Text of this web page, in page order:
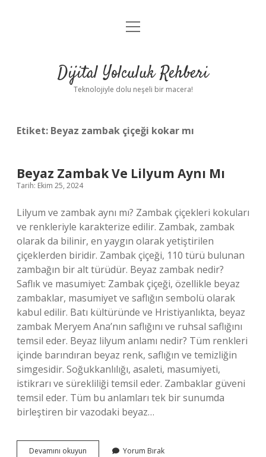
Anasayfa
Yasal Uyarı
menüyü
Dijital Yolculuk Rehberi
Teknolojiyle dolu neşeli bir macera!
Etiket: Beyaz zambak çiçeği kokar mı
Beyaz Zambak Ve Lilyum Aynı Mı
Tarih: Ekim 25, 2024
Lilyum ve zambak aynı mı? Zambak çiçekleri kokuları
ve renkleriyle karakterize edilir. Zambak, zambak
olarak da bilinir, en yaygın olarak yetiştirilen
çiçeklerden biridir. Zambak çiçeği, 110 türü bulunan
zambağın bir alt türüdür. Beyaz zambak nedir?
Saflık ve masumiyet: Zambak çiçeği, özellikle beyaz
zambaklar, masumiyet ve saflığın sembolü olarak
kabul edilir. Batı kültüründe ve Hristiyanlıkta, beyaz
zambak Meryem Ana’nın saflığını ve ruhsal saflığını
temsil eder. Beyaz lilyum anlamı nedir? Tüm renkleri
içinde barındıran beyaz renk, saflığın ve temizliğin
simgesidir. Soğukkanlılığı, asaleti, masumiyeti,
istikrarı ve sürekliliği temsil eder. Zambaklar güveni
temsil eder. Tüm bu anlamları tek bir sunumda
birleştiren bir vazodaki beyaz…
Devamını okuyun Yorum Bırak